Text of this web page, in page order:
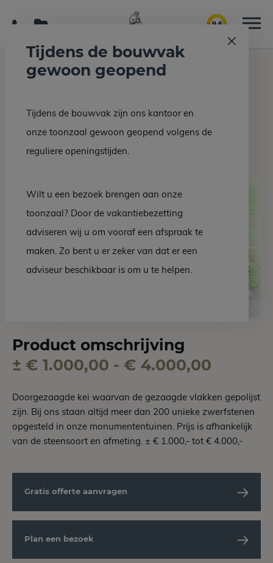
9.6
Home Grafmonumenten DZ 39-10
DZ 39-10
Product omschrijving
± € 1.000,00 - € 4.000,00
Doorgezaagde kei waarvan de gezaagde vlakken gepolijst
zijn. Bij ons staan altijd meer dan 200 unieke zwerfstenen
opgesteld in onze monumententuinen. Prijs is afhankelijk
van de steensoort en afmeting. ± € 1.000,- tot € 4.000,-
Gratis offerte aanvragen
Plan een bezoek
Tijdens de bouwvak
gewoon geopend
Tijdens de bouwvak zijn ons kantoor en
onze toonzaal gewoon geopend volgens de
reguliere openingstijden.
Wilt u een bezoek brengen aan onze
toonzaal? Door de vakantiebezetting
adviseren wij u om vooraf een afspraak te
maken. Zo bent u er zeker van dat er een
adviseur beschikbaar is om u te helpen.